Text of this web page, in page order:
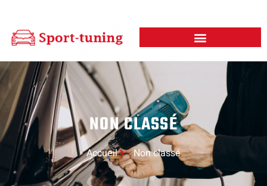
NON CLASSÉ
Accueil Non classé